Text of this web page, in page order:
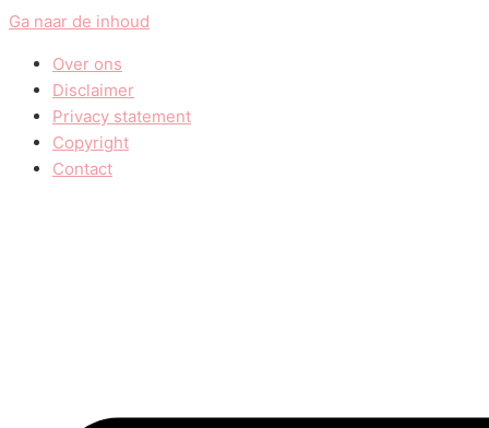
Ga naar de inhoud
Over ons
Disclaimer
Privacy statement
Copyright
Contact